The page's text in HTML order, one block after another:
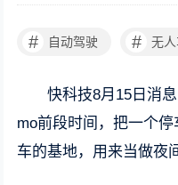
# 自动驾驶 # 无
快科技8月15日消
mo前段时间，把一个
车的基地，用来当做夜